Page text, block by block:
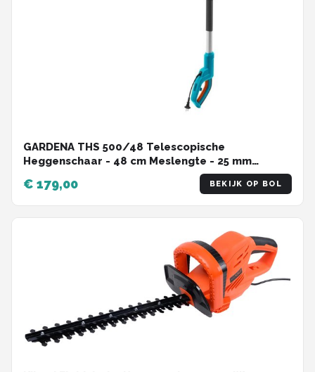
GARDENA THS 500/48 Telescopische
Heggenschaar - 48 cm Meslengte - 25 mm
€ 179,00 BEKIJK OP BOL